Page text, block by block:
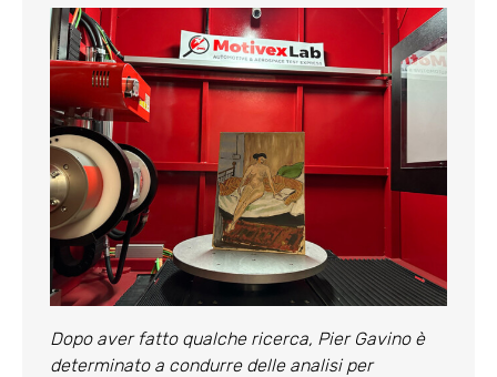
Dopo aver fatto qualche ricerca, Pier Gavino è
determinato a condurre delle analisi per